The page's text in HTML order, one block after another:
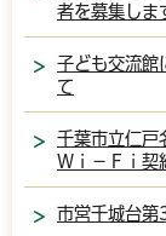
者を募集しま
子ども交流館
て
千葉市立仁戸
Ｗｉ－Ｆｉ契
市営千城台第